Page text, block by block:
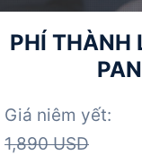
PHÍ THÀNH
Giá niêm yết:
1,890 USD